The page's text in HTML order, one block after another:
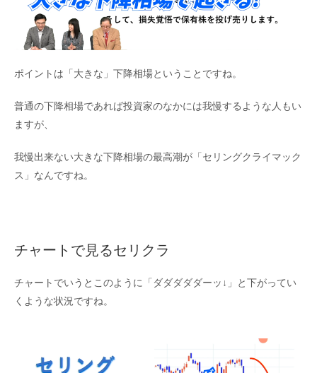
ポイントは「大きな」下降相場ということですね。
普通の下降相場であれば投資家のなかには我慢するような人もい
ますが、
我慢出来ない大きな下降相場の最高潮が「セリングクライマック
ス」なんですね。
チャートで見るセリクラ
チャートでいうとこのように「ダダダダダーッ↓」と下がってい
くような状況ですね。